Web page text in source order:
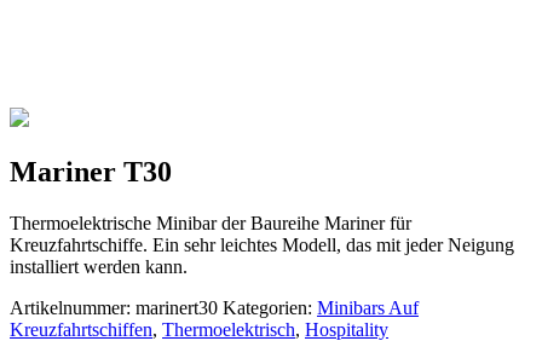
Mariner T30
Thermoelektrische Minibar der Baureihe Mariner für
Kreuzfahrtschiffe. Ein sehr leichtes Modell, das mit jeder Neigung
installiert werden kann.
Artikelnummer: marinert30 Kategorien: Minibars Auf
Kreuzfahrtschiffen, Thermoelektrisch, Hospitality